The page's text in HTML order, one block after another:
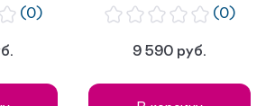
(0) (0)
9 590 руб.